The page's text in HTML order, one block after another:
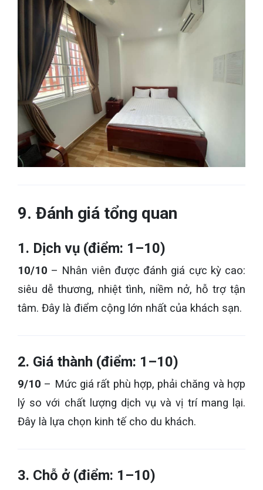
9. Đánh giá tổng quan
1. Dịch vụ (điểm: 1–10)
10/10 – Nhân viên được đánh giá cực kỳ cao:
siêu dễ thương, nhiệt tình, niềm nở, hỗ trợ tận
tâm. Đây là điểm cộng lớn nhất của khách sạn.
2. Giá thành (điểm: 1–10)
9/10 – Mức giá rất phù hợp, phải chăng và hợp
lý so với chất lượng dịch vụ và vị trí mang lại.
Đây là lựa chọn kinh tế cho du khách.
3. Chỗ ở (điểm: 1–10)